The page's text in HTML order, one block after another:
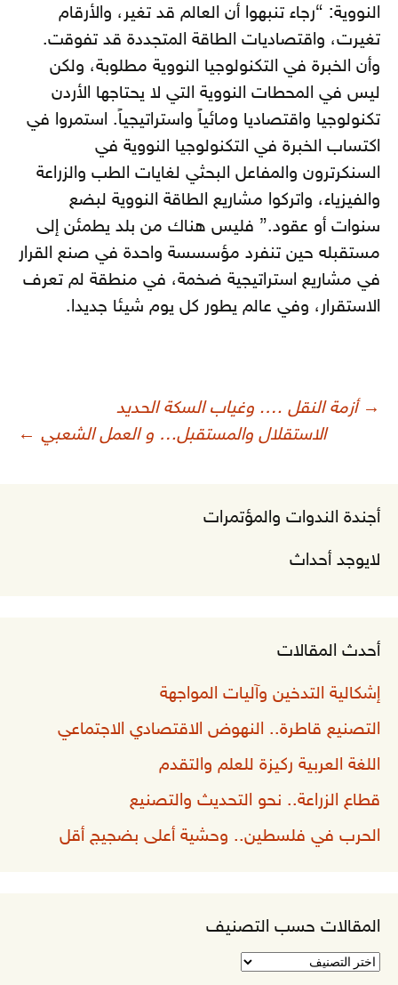
النووية: “رجاء تنبهوا أن العالم قد تغير، والأرقام
تغيرت، واقتصاديات الطاقة المتجددة قد تفوقت.
وأن الخبرة في التكنولوجيا النووية مطلوبة، ولكن
ليس في المحطات النووية التي لا يحتاجها الأردن
تكنولوجيا واقتصاديا ومائياً واستراتيجياً. استمروا في
اكتساب الخبرة في التكنولوجيا النووية في
السنكرترون والمفاعل البحثي لغايات الطب والزراعة
والفيزياء، واتركوا مشاريع الطاقة النووية لبضع
سنوات أو عقود.” فليس هناك من بلد يطمئن إلى
مستقبله حين تنفرد مؤسسسة واحدة في صنع القرار
في مشاريع استراتيجية ضخمة، في منطقة لم تعرف
الاستقرار، وفي عالم يطور كل يوم شيئا جديدا.
تصفّح
→ أزمة النقل …. وغياب السكة الحديد
الاستقلال والمستقبل… و العمل الشعبي ←
أجندة الندوات والمؤتمرات
لايوجد أحداث
أحدث المقالات
إشكالية التدخين وآليات المواجهة
التصنيع قاطرة.. النهوض الاقتصادي الاجتماعي
اللغة العربية ركيزة للعلم والتقدم
قطاع الزراعة.. نحو التحديث والتصنيع
الحرب في فلسطين.. وحشية أعلى بضجيج أقل
المقالات حسب التصنيف
المقالات